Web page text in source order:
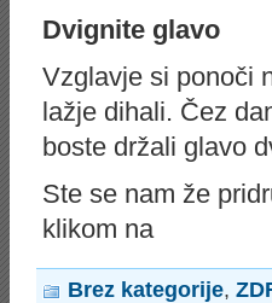
Dvignite glavo
Vzglavje si ponoči
lažje dihali. Čez
boste držali glavo
Ste se nam že
klikom na
Brez kategorije,